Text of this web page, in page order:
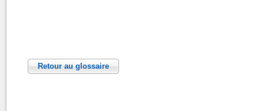
Retour au glossaire